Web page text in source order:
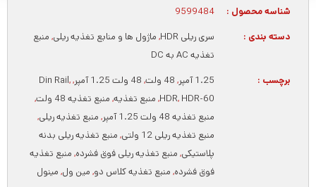
شناسه محصول :
9599484
دسته بندی :
سری ریلی HDR , ماژول ها و منابع تغذیه ریلی, منبع
تغذیه AC به DC
برچسب :
1.25 آمپر , 48 ولت , 48 ولت 1.25 آمپر ,
Din Rail,
HDR, HDR-60
, منبع تغذیه, منبع تغذیه 48 ولت
,
منبع تغذیه 48 ولت 1.25 آمپر
, منبع تغذیه ریلی,
منبع تغذیه ریلی 12 ولتی
, منبع تغذیه ریلی بدنه
پلاستیکی, منبع تغذیه ریلی فوق فشرده, منبع تغذیه
فوق فشرده, منبع تغذیه کلاس دو, مین ول, مینول